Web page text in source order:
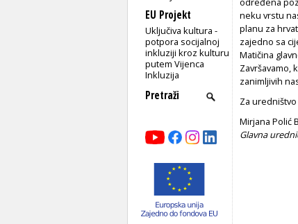
EU Projekt
Uključiva kultura -
potpora socijalnoj
inkluziji kroz kulturu
putem Vijenca
Inkluzija
neku vrstu
planu za
zajedno sa
Matičina
Završavamo,
zanimljivih
Za
Mirjana Polić
Glavna